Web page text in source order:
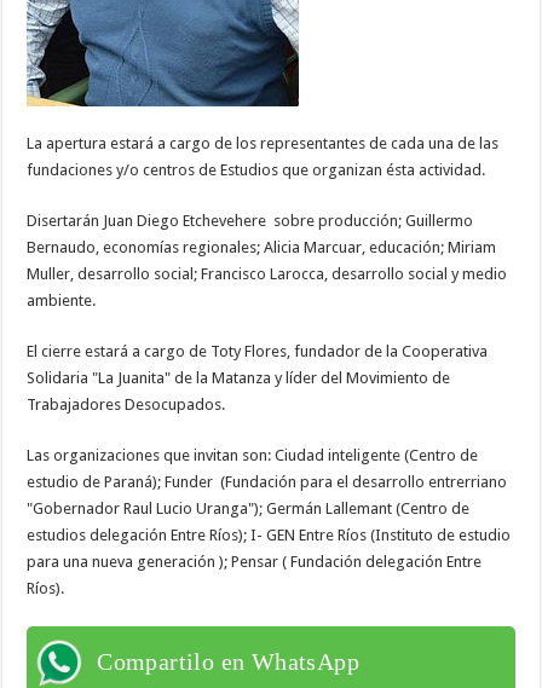
La apertura estará a cargo de los representantes de cada una de las
fundaciones y/o centros de Estudios que organizan ésta actividad.
Disertarán Juan Diego Etchevehere sobre producción; Guillermo
Bernaudo, economías regionales; Alicia Marcuar, educación; Miriam
Muller, desarrollo social; Francisco Larocca, desarrollo social y medio
ambiente.
El cierre estará a cargo de Toty Flores, fundador de la Cooperativa
Solidaria "La Juanita" de la Matanza y líder del Movimiento de
Trabajadores Desocupados.
Las organizaciones que invitan son: Ciudad inteligente (Centro de
estudio de Paraná); Funder (Fundación para el desarrollo entrerriano
"Gobernador Raul Lucio Uranga"); Germán Lallemant (Centro de
estudios delegación Entre Ríos); I- GEN Entre Ríos (Instituto de estudio
para una nueva generación ); Pensar ( Fundación delegación Entre
Ríos).
Compartilo en WhatsApp